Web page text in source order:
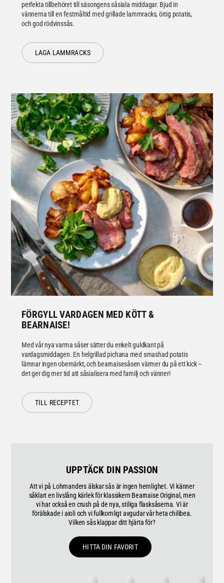
perfekta tillbehöret till säsongens såsiala middagar. Bjud in
vännerna till en festmåltid med grillade lammracks, örtig potatis,
och god rödvinssås.
LAGA LAMMRACKS
FÖRGYLL VARDAGEN MED KÖTT &
BEARNAISE!
Med vår nya varma såser sätter du enkelt guldkant på
vardagsmiddagen. En helgrillad pichana med smashad potatis
lämnar ingen obemärkt, och bearnaisesåsen värmer du på ett kick –
det ger dig mer tid att såsialisera med familj och vänner!
TILL RECEPTET
UPPTÄCK DIN PASSION
Att vi på Lohmanders älskar sås är ingen hemlighet. Vi känner
såklart en livslång kärlek för klassikern Bearnaise Original, men
vi har också en crush på de nya, stiliga flasksåserna. Vi är
förälskade i aioli och vi fullkomligt avgudar vår heta chilibea.
Vilken sås klappar ditt hjärta för?
HITTA DIN FAVORIT